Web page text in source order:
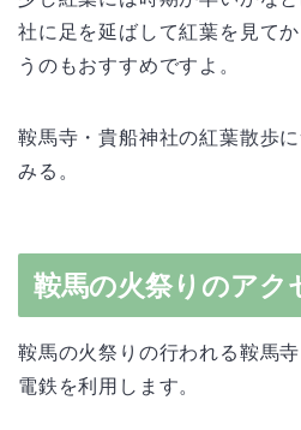
社に足を延ばして紅葉を見て
うのもおすすめですよ。
鞍馬寺・貴船神社の紅葉散歩
みる。
鞍馬の火祭りのアク
鞍馬の火祭りの行われる鞍馬
電鉄を利用します。